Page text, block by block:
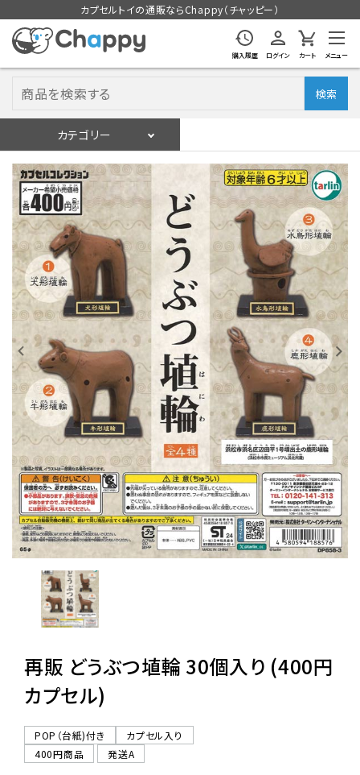
カプセルトイの通販ならChappy（チャッピー）
購入履歴 ログイン カート メニュー
検索
カテゴリー
ログイン 会員登録
入荷スケジュールをチェック
カプセルトイマシン本体
カプセルトイ
販促用空カプセル
レンタル
景品・玩具・文具
販促用カプセルトイ
よくあるご質問
06-6282-7659
再販 どうぶつ埴輪 30個入り (400円
カプセル)
POP（台紙)付き
カプセル入り
400円商品
発送A